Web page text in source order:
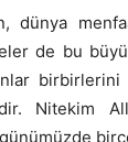
dünya
de bu
Nitekim